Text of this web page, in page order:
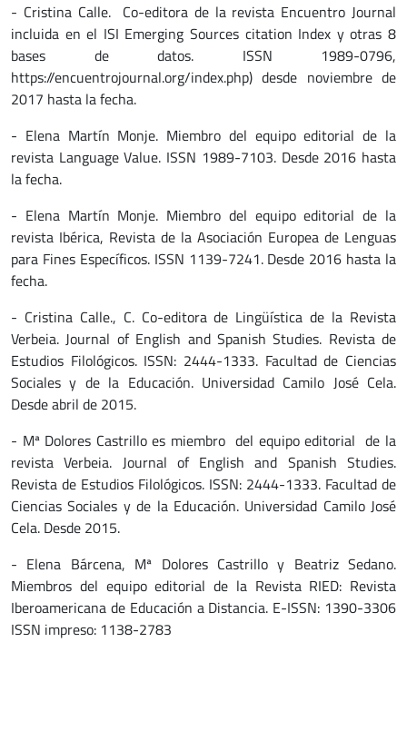
- Cristina Calle. Co-editora de la revista Encuentro Journal
incluida en el ISI Emerging Sources citation Index y otras 8
bases de datos. ISSN 1989-0796,
https://encuentrojournal.org/index.php) desde noviembre de
2017 hasta la fecha.
- Elena Martín Monje. Miembro del equipo editorial de la
revista Language Value. ISSN 1989-7103. Desde 2016 hasta
la fecha.
- Elena Martín Monje. Miembro del equipo editorial de la
revista Ibérica, Revista de la Asociación Europea de Lenguas
para Fines Específicos. ISSN 1139-7241. Desde 2016 hasta la
fecha.
- Cristina Calle., C. Co-editora de Lingüística de la Revista
Verbeia. Journal of English and Spanish Studies. Revista de
Estudios Filológicos. ISSN: 2444-1333. Facultad de Ciencias
Sociales y de la Educación. Universidad Camilo José Cela.
Desde abril de 2015.
- Mª Dolores Castrillo es miembro del equipo editorial de la
revista Verbeia. Journal of English and Spanish Studies.
Revista de Estudios Filológicos. ISSN: 2444-1333. Facultad de
Ciencias Sociales y de la Educación. Universidad Camilo José
Cela. Desde 2015.
- Elena Bárcena, Mª Dolores Castrillo y Beatriz Sedano.
Miembros del equipo editorial de la Revista RIED: Revista
Iberoamericana de Educación a Distancia. E-ISSN: 1390-3306
ISSN impreso: 1138-2783